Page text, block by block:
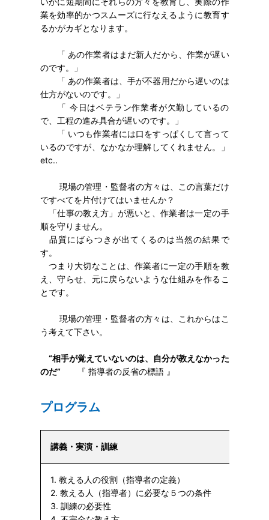
業を効率的かつスムーズに行なえるように教育す
るかがカギとなります。
「 あの作業者はまだ新人だから、作業が遅い
のです。」
「 あの作業者は、手が不器用だから遅いのは
仕方がないのです。」
「 今日はベテラン作業者が欠勤しているの
で、工程の進み具合が遅いのです。」
「 いつも作業者には口をすっぱくして言って
いるのですが、なかなか理解してくれません。」
etc..
現場の管理・監督者の方々は、この言葉だけ
ですべてを片付けてはいませんか？
「仕事の教え方」が悪いと、作業者は一定の手
順を守りません。
品質にばらつきが出てくるのは当然の結果で
す。
つまり大切なことは、作業者に一定の手順を教
え、守らせ、元に戻らないような仕組みを作るこ
とです。
現場の管理・監督者の方々は、これからはこ
う考えて下さい。
“相手が覚えていないのは、自分が教えなかった
のだ”『 指導者の反省の標語 』
プログラム
講義・実演・訓練
1. 教える人の役割（指導者の定義）
2. 教える人（指導者）に必要な５つの条件
3. 訓練の必要性